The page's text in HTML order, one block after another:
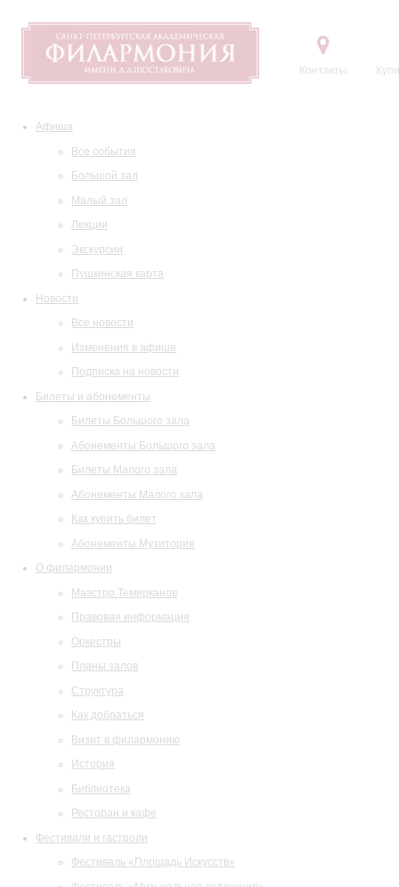
Контакты
Афиша
Все события
Большой зал
Малый зал
Лекции
Экскурсии
Пушкинская карта
Новости
Все новости
Изменения в афише
Подписка на новости
Билеты и абонементы
Билеты Большого зала
Абонементы Большого зала
Билеты Малого зала
Абонементы Малого зала
Как купить билет
Абонементы Музитория
О филармонии
Маэстро Темирканов
Правовая информация
Оркестры
Планы залов
Структура
Как добраться
Визит в филармонию
История
Библиотека
Ресторан и кафе
Фестивали и гастроли
Фестиваль «Площадь Искусств»